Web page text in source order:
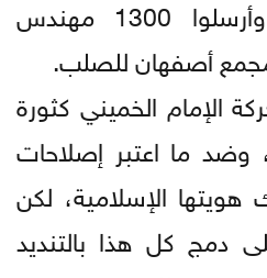
السوفيات بالمهمة وأرسلوا 1300 مهندس
أصفهان للصلب.
الإمام الخميني كثورة
وضد ما اعتبر إصلاحات
هويتها الإسلامية، لكن
دمج كل هذا بالتنديد